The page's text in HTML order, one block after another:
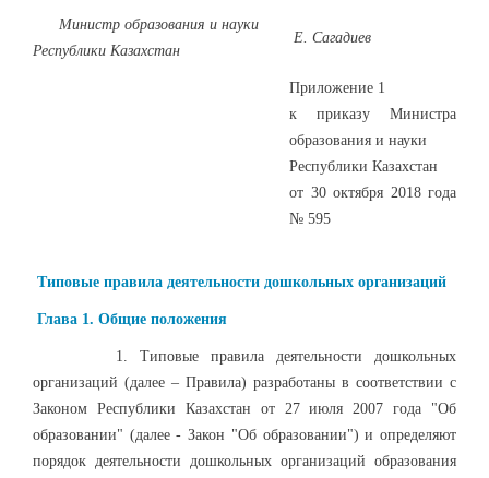
Министр образования и науки
Республики Казахстан
Е. Сагадиев
Приложение 1
к приказу Министра
образования и науки
Республики Казахстан
от 30 октября 2018 года
№ 595
Типовые правила деятельности дошкольных организаций
Глава 1. Общие положения
1. Типовые правила деятельности дошкольных
организаций (далее – Правила) разработаны в соответствии с
Законом Республики Казахстан от 27 июля 2007 года "Об
образовании" (далее - Закон "Об образовании") и определяют
порядок деятельности дошкольных организаций образования